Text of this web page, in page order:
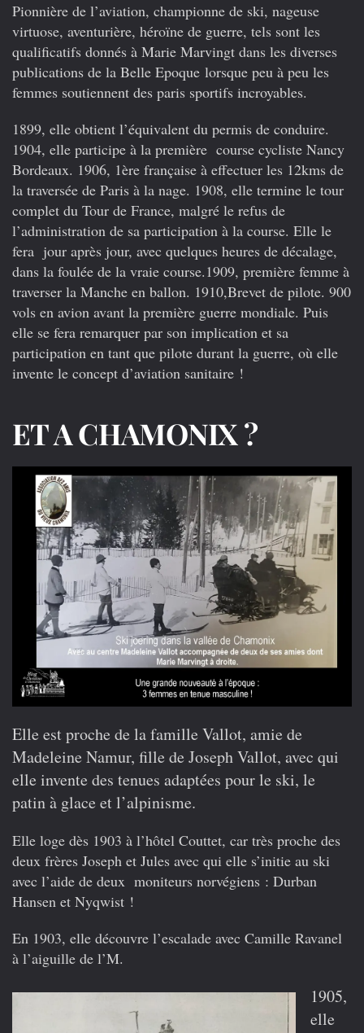
Pionnière de l’aviation, championne de ski, nageuse
virtuose, aventurière, héroïne de guerre, tels sont les
qualificatifs donnés à Marie Marvingt dans les diverses
publications de la Belle Epoque lorsque peu à peu les
femmes soutiennent des paris sportifs incroyables.
1899, elle obtient l’équivalent du permis de conduire.
1904, elle participe à la première course cycliste Nancy
Bordeaux. 1906, 1ère française à effectuer les 12kms de
la traversée de Paris à la nage. 1908, elle termine le tour
complet du Tour de France, malgré le refus de
l’administration de sa participation à la course. Elle le
fera jour après jour, avec quelques heures de décalage,
dans la foulée de la vraie course.1909, première femme à
traverser la Manche en ballon. 1910,Brevet de pilote. 900
vols en avion avant la première guerre mondiale. Puis
elle se fera remarquer par son implication et sa
participation en tant que pilote durant la guerre, où elle
invente le concept d’aviation sanitaire !
ET A CHAMONIX ?
Elle est proche de la famille Vallot, amie de
Madeleine Namur, fille de Joseph Vallot, avec qui
elle invente des tenues adaptées pour le ski, le
patin à glace et l’alpinisme.
Elle loge dès 1903 à l’hôtel Couttet, car très proche des
deux frères Joseph et Jules avec qui elle s’initie au ski
avec l’aide de deux moniteurs norvégiens : Durban
Hansen et Nyqwist !
En 1903, elle découvre l’escalade avec Camille Ravanel
à l’aiguille de l’M.
1905,
elle